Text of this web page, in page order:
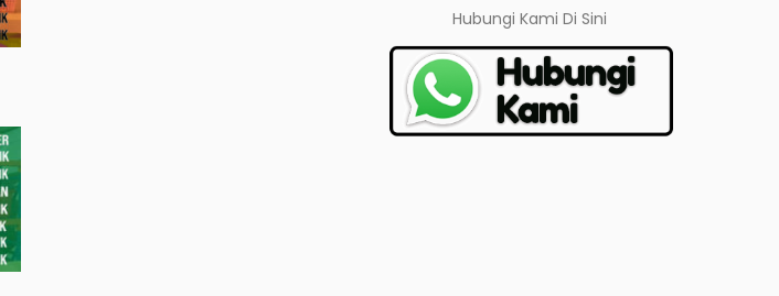
Hubungi KamiDi Sini